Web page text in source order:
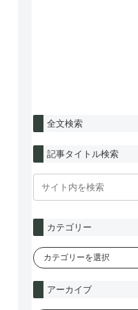
全文検索
記事タイトル検索
カテゴリー
アーカイブ